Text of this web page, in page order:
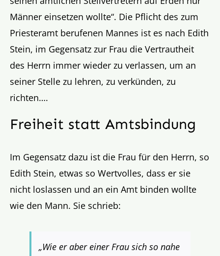
Männer einsetzen wollte“. Die Pflicht des zum
Priesteramt berufenen Mannes ist es nach Edith
Stein, im Gegensatz zur Frau die Vertrautheit
des Herrn immer wieder zu verlassen, um an
seiner Stelle zu lehren, zu verkünden, zu
richten….
Freiheit statt Amtsbindung
Im Gegensatz dazu ist die Frau für den Herrn, so
Edith Stein, etwas so Wertvolles, dass er sie
nicht loslassen und an ein Amt binden wollte
wie den Mann. Sie schrieb:
„Wie er aber einer Frau sich so nahe